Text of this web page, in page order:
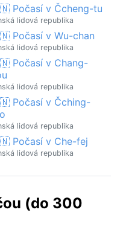
Počasí v Čcheng-tu
lidová republika
Počasí v Wu-chan
lidová republika
Počasí v Chang-
lidová republika
Počasí v Čching-
lidová republika
Počasí v Che-fej
lidová republika
(do 300